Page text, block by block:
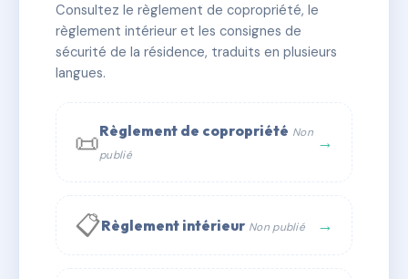
✓ Immatriculée 🏠 22 lots 🏗 1 bâtiment(s)
📞 Contacter Syndic Digital
Consultez le règlement de copropriété, le
règlement intérieur et les consignes de
sécurité de la résidence, traduits en plusieurs
langues.
📜Règlement de copropriété Non
publié
→
📋Règlement intérieur Non publié →